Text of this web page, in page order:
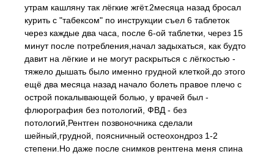
утрам кашляну так лёгкие жгёт.2месяца назад бросал
курить с "табексом" по инструкции съел 6 таблеток
через каждые два часа, после 6-ой таблетки, через 15
минут после потребления,начал задыхаться, как будто
давит на лёгкие и не могут раскрыться с лёгкостью -
тяжело дышать было именно грудной клеткой.до этого
ещё два месяца назад начало болеть правое плечо с
острой покалывающей болью, у врачей был -
флюрография без потологий, ФВД - без
потологий,Рентген позвоночника сделали
шейный,грудной, поясничный остеохондроз 1-2
степени.Но даже после снимков рентгена меня спина